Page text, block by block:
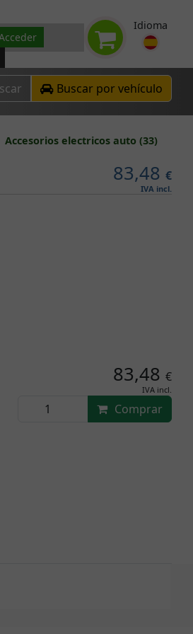
Idioma
Buscar por vehículo
Accesorios electricos auto (33)
83,48 €
IVA incl.
83,48 €
IVA incl.
Comprar